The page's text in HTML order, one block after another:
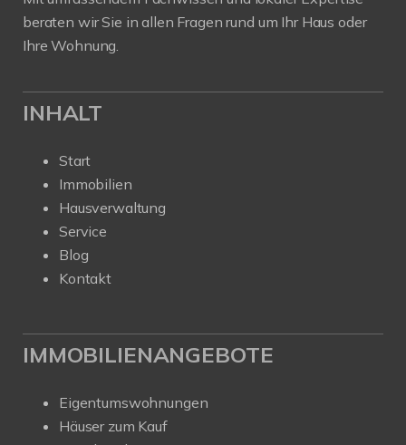
beraten wir Sie in allen Fragen rund um Ihr Haus oder
Ihre Wohnung.
INHALT
Start
Immobilien
Hausverwaltung
Service
Blog
Kontakt
IMMOBILIENANGEBOTE
Eigentumswohnungen
Häuser zum Kauf